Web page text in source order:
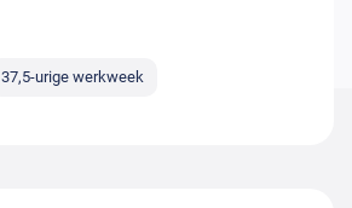
37,5-urige werkweek